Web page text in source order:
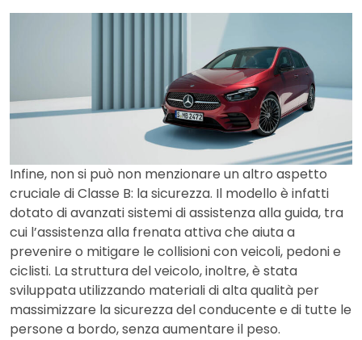
Infine, non si può non menzionare un altro aspetto
cruciale di Classe B: la sicurezza. Il modello è infatti
dotato di avanzati sistemi di assistenza alla guida, tra
cui l’assistenza alla frenata attiva che aiuta a
prevenire o mitigare le collisioni con veicoli, pedoni e
ciclisti​​. La struttura del veicolo, inoltre, è stata
sviluppata utilizzando materiali di alta qualità per
massimizzare la sicurezza del conducente e di tutte le
persone a bordo, senza aumentare il peso.